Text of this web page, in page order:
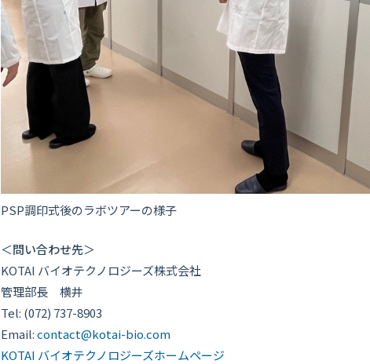
PSP調印式後のラボツアーの様子
＜問い合わせ先＞
KOTAI バイオテクノロジーズ株式会社
管理部長 横井
Tel: (072) 737-8903
Email:contact@kotai-bio.com
KOTAI バイオテクノロジーズホームページ